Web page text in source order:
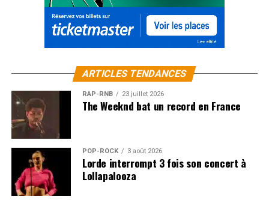
ARTICLES TENDANCES
RAP-RNB 23 juillet 2026
The Weeknd bat un record en France
POP-ROCK 3 août 2026
Lorde interrompt 3 fois son concert à
Lollapalooza